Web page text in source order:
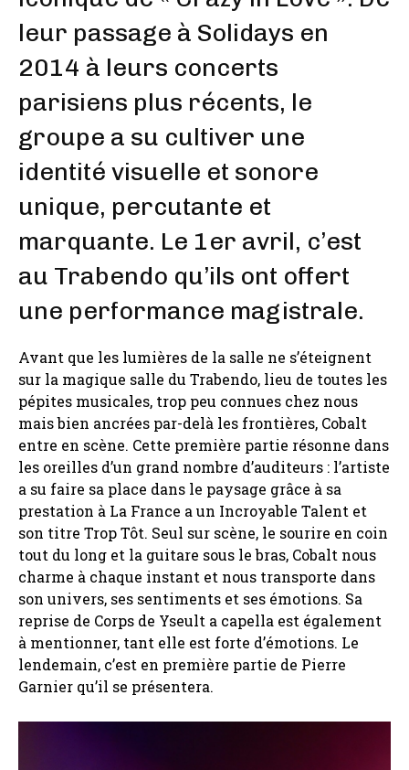
leur passage à Solidays en
2014 à leurs concerts
parisiens plus récents, le
groupe a su cultiver une
identité visuelle et sonore
unique, percutante et
marquante. Le 1er avril, c’est
au Trabendo qu’ils ont offert
une performance magistrale.
Avant que les lumières de la salle ne s’éteignent
sur la magique salle du Trabendo, lieu de toutes les
pépites musicales, trop peu connues chez nous
mais bien ancrées par-delà les frontières, Cobalt
entre en scène. Cette première partie résonne dans
les oreilles d’un grand nombre d’auditeurs : l’artiste
a su faire sa place dans le paysage grâce à sa
prestation à La France a un Incroyable Talent et
son titre Trop Tôt. Seul sur scène, le sourire en coin
tout du long et la guitare sous le bras, Cobalt nous
charme à chaque instant et nous transporte dans
son univers, ses sentiments et ses émotions. Sa
reprise de Corps de Yseult a capella est également
à mentionner, tant elle est forte d’émotions. Le
lendemain, c’est en première partie de Pierre
Garnier qu’il se présentera.